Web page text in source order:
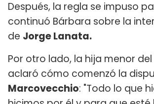
Después, la regla se impuso
continuó Bárbara sobre la
de Jorge Lanata.
Por otro lado, la hija menor
aclaró cómo comenzó la
Marcovecchio: "Todo lo que